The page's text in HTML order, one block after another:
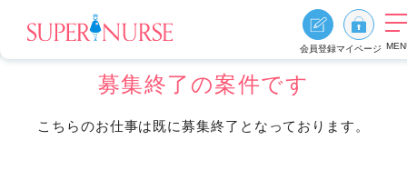
会員登録マイページ
求人を探す
求人を探すTOP
募集終了の案件です
こちらのお仕事は既に募集終了となっております。